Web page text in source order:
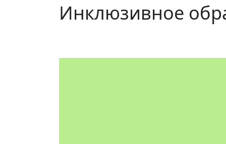
Инклюзивное